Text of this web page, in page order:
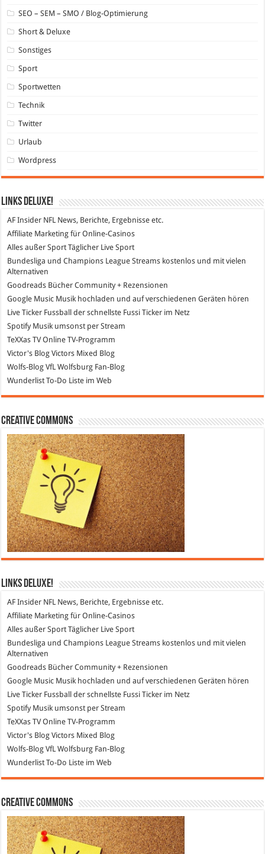
SEO – SEM – SMO / Blog-Optimierung
Short & Deluxe
Sonstiges
Sport
Sportwetten
Technik
Twitter
Urlaub
Wordpress
Links DeLuXe!
AF Insider NFL News, Berichte, Ergebnisse etc.
Affiliate Marketing für Online-Casinos
Alles außer Sport Täglicher Live Sport
Bundesliga und Champions League Streams kostenlos und mit vielen
Alternativen
Goodreads Bücher Community + Rezensionen
Google Music Musik hochladen und auf verschiedenen Geräten hören
Live Ticker Fussball der schnellste Fussi Ticker im Netz
SpotifyMusik umsonst per Stream
TeXXas TVOnline TV-Programm
Victor's Blog Victors Mixed Blog
Wolfs-Blog VfL Wolfsburg Fan-Blog
Wunderlist To-Do Liste im Web
Creative Commons
Links DeLuXe!
AF Insider NFL News, Berichte, Ergebnisse etc.
Affiliate Marketing für Online-Casinos
Alles außer SportTäglicher Live Sport
Bundesliga und Champions League Streams kostenlos und mit vielen
Alternativen
Goodreads Bücher Community + Rezensionen
Google Music Musik hochladen und auf verschiedenen Geräten hören
Live Ticker Fussball
der schnellste Fussi Ticker im Netz
SpotifyMusik umsonst per Stream
TeXXas TVOnline TV-Programm
Victor's Blog Victors Mixed Blog
Wolfs-Blog VfL Wolfsburg Fan-Blog
WunderlistTo-Do Liste im Web
Creative Commons